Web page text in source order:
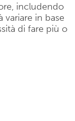
includendo
variare in base
di fare più o